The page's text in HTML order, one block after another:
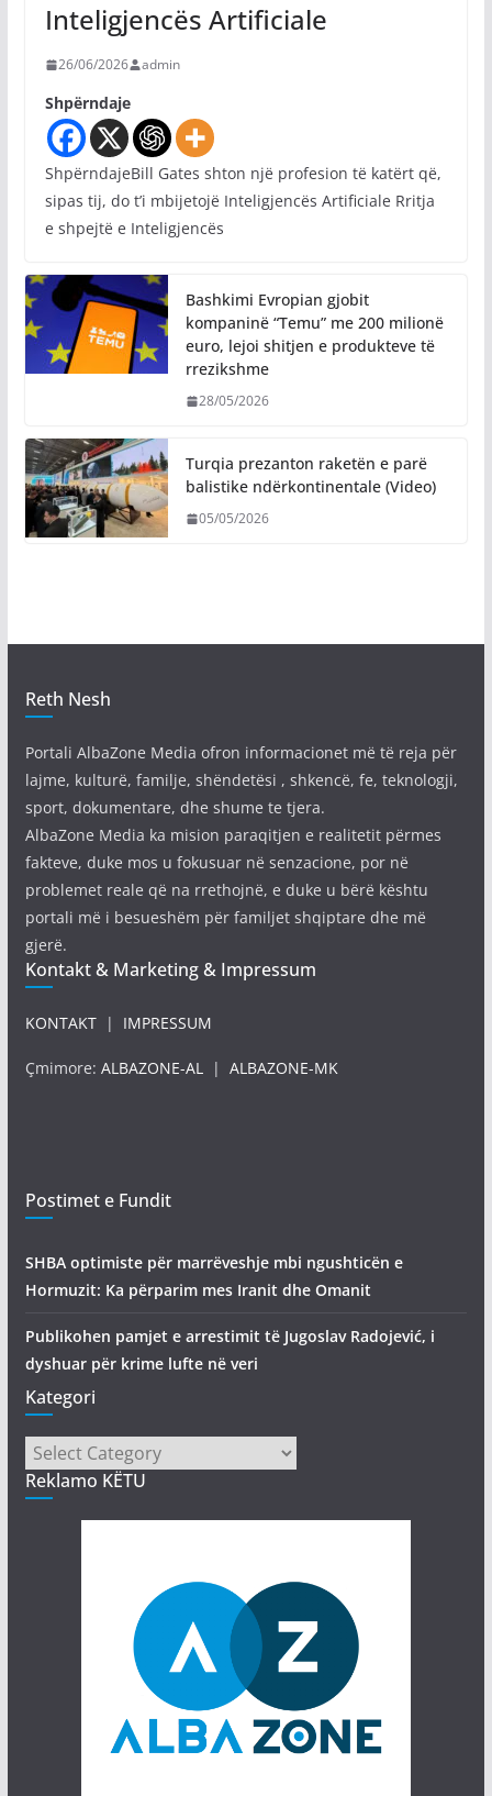
Inteligjencës Artificiale
26/06/2026 admin
Shpërndaje
ShpërndajeBill Gates shton një profesion të katërt që,
sipas tij, do t’i mbijetojë Inteligjencës Artificiale Rritja
e shpejtë e Inteligjencës
Bashkimi Evropian gjobit
kompaninë “Temu” me 200 milionë
euro, lejoi shitjen e produkteve të
rrezikshme
28/05/2026
Turqia prezanton raketën e parë
balistike ndërkontinentale (Video)
05/05/2026
Reth Nesh
Portali AlbaZone Media ofron informacionet më të reja për
lajme, kulturë, familje, shëndetësi , shkencë, fe, teknologji,
sport, dokumentare, dhe shume te tjera.
AlbaZone Media ka mision paraqitjen e realitetit përmes
fakteve, duke mos u fokusuar në senzacione, por në
problemet reale që na rrethojnë, e duke u bërë kështu
portali më i besueshëm për familjet shqiptare dhe më
gjerë.
Kontakt & Marketing & Impressum
KONTAKT| IMPRESSUM
Çmimore: ALBAZONE-AL| ALBAZONE-MK
Postimet e Fundit
SHBA optimiste për marrëveshje mbi ngushticën e
Hormuzit: Ka përparim mes Iranit dhe Omanit
Publikohen pamjet e arrestimit të Jugoslav Radojević, i
dyshuar për krime lufte në veri
Kategori
Kategori
Reklamo KËTU